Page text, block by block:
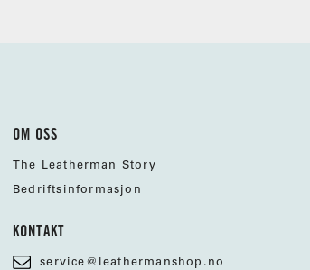
OM OSS
The Leatherman Story
Bedriftsinformasjon
KONTAKT
service@leathermanshop.no